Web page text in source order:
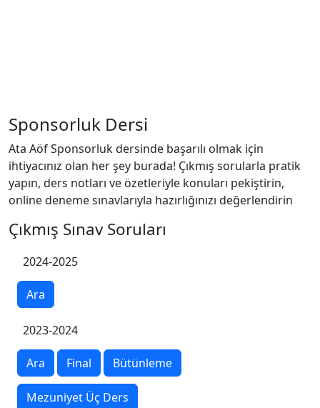
Sponsorluk Dersi
Ata Aöf Sponsorluk dersinde başarılı olmak için
ihtiyacınız olan her şey burada! Çıkmış sorularla pratik
yapın, ders notları ve özetleriyle konuları pekiştirin,
online deneme sınavlarıyla hazırlığınızı değerlendirin
Çıkmış Sınav Soruları
2024-2025
Ara
2023-2024
Ara Final Bütünleme
Mezuniyet Üç Ders